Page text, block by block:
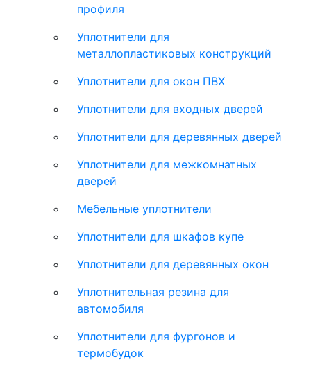
профиля
Уплотнители для
металлопластиковых конструкций
Уплотнители для окон ПВХ
Уплотнители для входных дверей
Уплотнители для деревянных дверей
Уплотнители для межкомнатных
дверей
Мебельные уплотнители
Уплотнители для шкафов купе
Уплотнители для деревянных окон
Уплотнительная резина для
автомобиля
Уплотнители для фургонов и
термобудок